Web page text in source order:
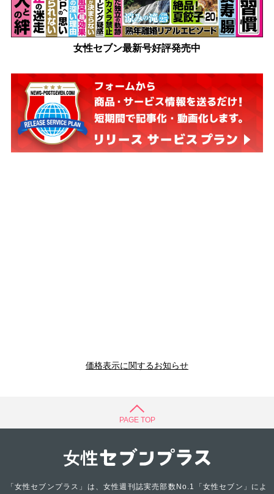
女性セブン最新号好評発売中
価格表示に関するお知らせ
PAGE TOP
「女性セブンプラス」は、女性週刊誌実売部数No.1「女性セブン」によ